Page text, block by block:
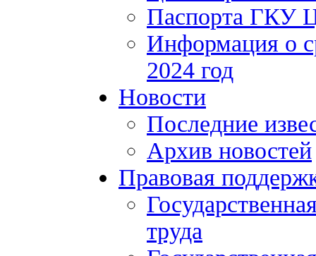
Паспорта ГКУ
Информация о
2024 год
Новости
Последние
Архив новостей
Правовая
труда